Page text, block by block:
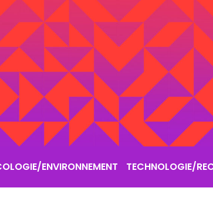
ENVIRONNEMENT TECHNOLOGIE/